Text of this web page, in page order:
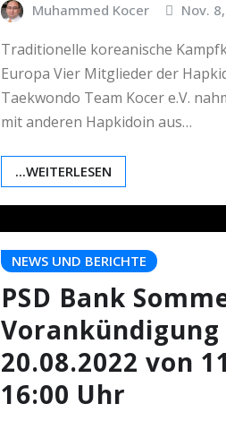
Muhammed Kocer Nov.
Traditionelle koreanische
Europa Vier Mitglieder der
Taekwondo Team Kocer e.V.
mit anderen Hapkidoin aus…
...WEITERLESEN
NEWS UND BERICHTE
PSD Bank
Vorankündigung
20.08.2022 von
16:00 Uhr